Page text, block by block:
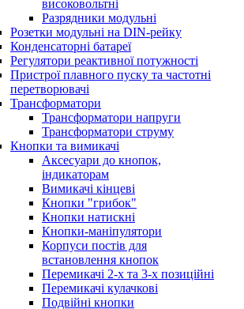
високовольтні
Разрядники модульні
Розетки модульні на DIN-рейку
Конденсаторні батареї
Регулятори реактивної потужності
Пристрої плавного пуску та частотні
перетворювачі
Трансформатори
Трансформатори напруги
Трансформатори струму
Кнопки та вимикачі
Аксесуари до кнопок,
індикаторам
Вимикачі кінцеві
Кнопки "грибок"
Кнопки натискні
Кнопки-маніпулятори
Корпуси постів для
встановлення кнопок
Перемикачі 2-х та 3-х позиційні
Перемикачі кулачкові
Подвійні кнопки